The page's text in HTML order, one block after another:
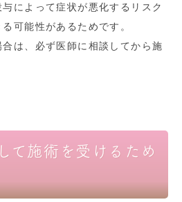
によって症状が悪化するリスク
可能性があるためです。
は、必ず医師に相談してから施
て施術を受けるため